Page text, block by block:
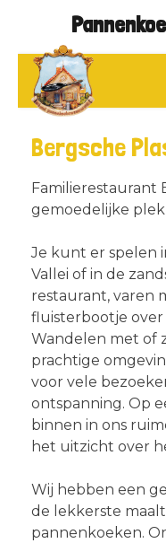
Bergsche
Familierestaurant
gemoedelijke
Je kunt er spelen
Vallei of in de
restaurant, varen
fluisterbootje
Wandelen met of
prachtige
voor vele
ontspanning. Op
binnen in ons
het uitzicht over
Wij hebben een
de lekkerste
pannenkoeken.